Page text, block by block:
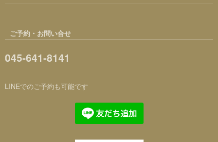
ご予約・お問い合せ
045-641-8141
LINEでのご予約も可能です